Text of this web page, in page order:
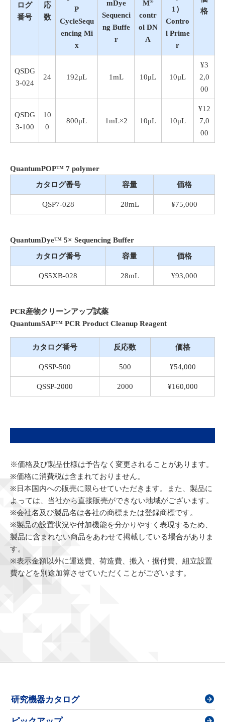
ログ
番号
応
数
格
P
CycleSequ
encing Mi
x
mDye
Sequenci
ng Buffe
r
M®
contr
ol DN
A
1）
Contro
l Prime
r
QSDG
3-024
24 192μL 1mL 10μL 10μL
¥3
2,0
00
QSDG
3-100
10
0
800μL 1mL×2 10μL 10μL
¥12
7,0
00
QuantumPOP™ 7 polymer
カタログ番号
容量 価格
QSP7-028 28mL ¥75,000
QuantumDye™ 5× Sequencing Buffer
カタログ番号
容量 価格
QS5XB-028 28mL ¥93,000
PCR産物クリーンアップ試薬
QuantumSAP™ PCR Product Cleanup Reagent
カタログ番号 反応数 価格
QSSP-500 500 ¥54,000
QSSP-2000 2000 ¥160,000
※価格及び製品仕様は予告なく変更されることがあります。
※価格に消費税は含まれておりません。
※日本国内への販売に限らせていただきます。また、製品に
よっては、当社から直接販売ができない地域がございます。
※会社名及び製品名は各社の商標または登録商標です。
※製品の設置状況や付加機能を分かりやすく表現するため、
製品に含まれない商品をあわせて掲載している場合がありま
す。
※表示金額以外に運送費、荷造費、搬入・据付費、組立設置
費などを別途加算させていただくことがございます。
研究機器カタログ